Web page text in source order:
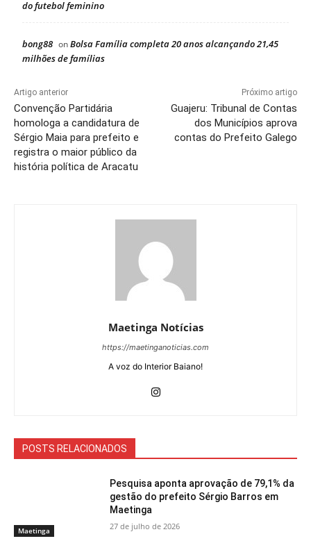
do futebol feminino
bong88 onBolsa Família completa 20 anos alcançando 21,45
milhões de famílias
Artigo anterior
Convenção Partidária
homologa a candidatura de
Sérgio Maia para prefeito e
registra o maior público da
história política de Aracatu
Próximo artigo
Guajeru: Tribunal de Contas
dos Municípios aprova
contas do Prefeito Galego
Maetinga Notícias
https://maetinganoticias.com
A voz do Interior Baiano!
POSTS RELACIONADOS
Maetinga
Pesquisa aponta aprovação de 79,1% da
gestão do prefeito Sérgio Barros em
Maetinga
27 de julho de 2026